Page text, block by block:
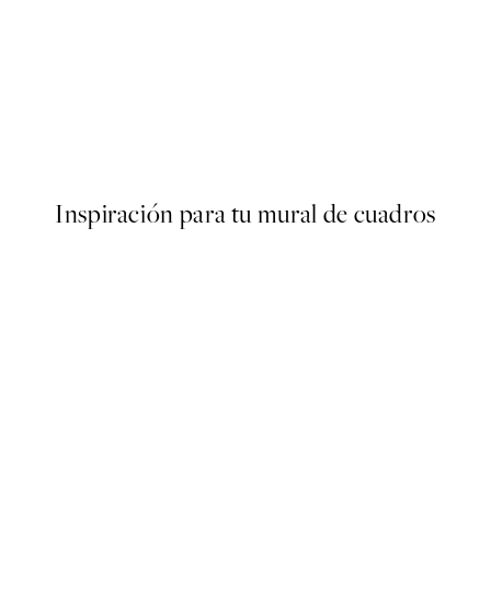
Inspiración para tu mural de cuadros